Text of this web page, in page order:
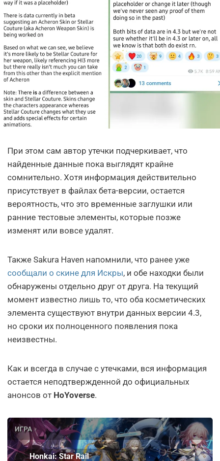
При этом сам автор утечки подчеркивает, что
найденные данные пока выглядят крайне
сомнительно. Хотя информация действительно
присутствует в файлах бета-версии, остается
вероятность, что это временные заглушки или
ранние тестовые элементы, которые позже
изменят или вовсе удалят.
Также Sakura Haven напомнили, что ранее уже
сообщали о скине для Искры, и обе находки были
обнаружены отдельно друг от друга. На текущий
момент известно лишь то, что оба косметических
элемента существуют внутри данных версии 4.3,
но сроки их полноценного появления пока
неизвестны.
Как и всегда в случае с утечками, вся информация
остается неподтвержденной до официальных
анонсов от HoYoverse.
ИГРА
Honkai: Star Rail